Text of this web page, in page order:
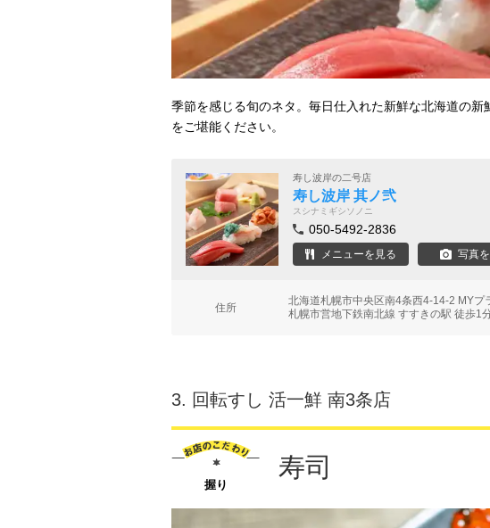
季節を感じる旬のネタ。毎日仕入れた新鮮な北海道の
をご堪能ください。
寿し波岸の二号店
寿し波岸 其ノ弐
スシナミギシソノニ
050-5492-2836
メニューを見る 写真
住所
北海道札幌市中央区南4条西4-14-2 MY
札幌市営地下鉄南北線 すすきの駅 徒歩1
3. 回転すし 活一鮮 南3条店
握り
寿司